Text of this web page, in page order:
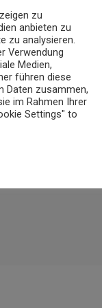
belastet Gewässer
2026 9
zu
anbieten zu
zu analysieren.
Verwendung
Medien,
führen diese
Daten zusammen,
im Rahmen Ihrer
Settings" to